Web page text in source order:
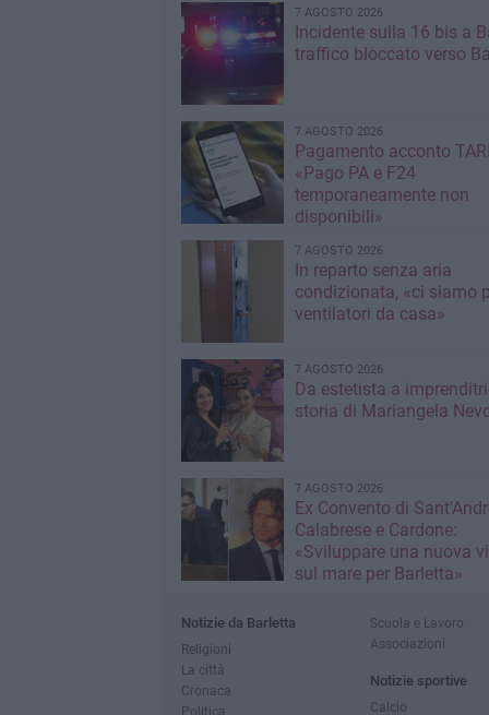
7 AGOSTO 2026
Incidente sulla 16 bis a
traffico bloccato verso
7 AGOSTO 2026
Pagamento acconto
«Pago PA e F24
temporaneamente non
disponibili»
7 AGOSTO 2026
In reparto senza aria
condizionata, «ci siamo
ventilatori da casa»
7 AGOSTO 2026
Da estetista a
storia di Mariangela
7 AGOSTO 2026
Ex Convento di
Calabrese e Cardone:
«Sviluppare una nuova
sul mare per Barletta»
Notizie da Barletta
Religioni
La città
Cronaca
Politica
Scuola e Lavoro
Associazioni
Notizie sportive
Calcio